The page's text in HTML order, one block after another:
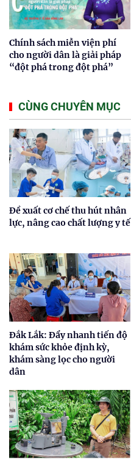
Chính sách miễn viện phí
cho người dân là giải pháp
“đột phá trong đột phá”
CÙNG CHUYÊN MỤC
Đề xuất cơ chế thu hút nhân
lực, nâng cao chất lượng y tế
Đắk Lắk: Đẩy nhanh tiến độ
khám sức khỏe định kỳ,
khám sàng lọc cho người
dân